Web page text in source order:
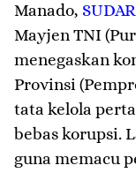
Manado,
Mayjen TNI
menegaskan
Provinsi
tata kelola
bebas korupsi.
guna memacu